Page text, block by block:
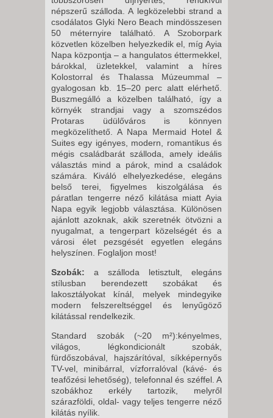
2026. SZEPTEMBER 26.,
SZOMBAT -
8 NAP / 7 ÉJSZAKA
2026. SZEPTEMBER 26.,
SZOMBAT -
15 NAP / 14 ÉJSZAKA
2026. SZEPTEMBER 28.,
HÉTFŐ -
8 NAP / 7 ÉJSZAKA
2026. SZEPTEMBER 28.,
HÉTFŐ -
10 NAP / 9 ÉJSZAKA
2026. SZEPTEMBER 29., KEDD
-
8 NAP / 7 ÉJSZAKA
2026. SZEPTEMBER 30.,
6 NAP / 5 ÉJSZAKA
2026. OKTÓBER 03., SZOMBAT
-
2026. OKTÓBER 03., SZOMBAT
-
15 NAP / 14 ÉJSZAKA
2026. OKTÓBER 06., KEDD -
8 NAP / 7 ÉJSZAKA
népszerű szálloda. A legközelebbi strand a
csodálatos Glyki Nero Beach mindösszesen
50 méternyire található. A Szoborpark
közvetlen közelben helyezkedik el, míg Ayia
Napa központja – a hangulatos éttermekkel,
bárokkal, üzletekkel, valamint a híres
Kolostorral és Thalassa Múzeummal –
gyalogosan kb. 15–20 perc alatt elérhető.
Buszmegálló a közelben található, így a
környék strandjai vagy a szomszédos
Protaras üdülőváros is könnyen
megközelíthető. A Napa Mermaid Hotel &
Suites egy igényes, modern, romantikus és
mégis családbarát szálloda, amely ideális
választás mind a párok, mind a családok
számára. Kiváló elhelyezkedése, elegáns
belső terei, figyelmes kiszolgálása és
páratlan tengerre néző kilátása miatt Ayia
Napa egyik legjobb választása. Különösen
ajánlott azoknak, akik szeretnék ötvözni a
nyugalmat, a tengerpart közelségét és a
városi élet pezsgését egyetlen elegáns
helyszínen. Foglaljon most!
Szobák: a szálloda letisztult, elegáns
stílusban berendezett szobákat és
lakosztályokat kínál, melyek mindegyike
modern felszereltséggel és lenyűgöző
kilátással rendelkezik.
Standard szobák (~20 m²):kényelmes,
világos, légkondicionált szobák,
fürdőszobával, hajszárítóval, síkképernyős
TV-vel, minibárral, vízforralóval (kávé- és
teafőzési lehetőség), telefonnal és széffel. A
szobákhoz erkély tartozik, melyről
szárazföldi, oldal- vagy teljes tengerre néző
kilátás nyílik.